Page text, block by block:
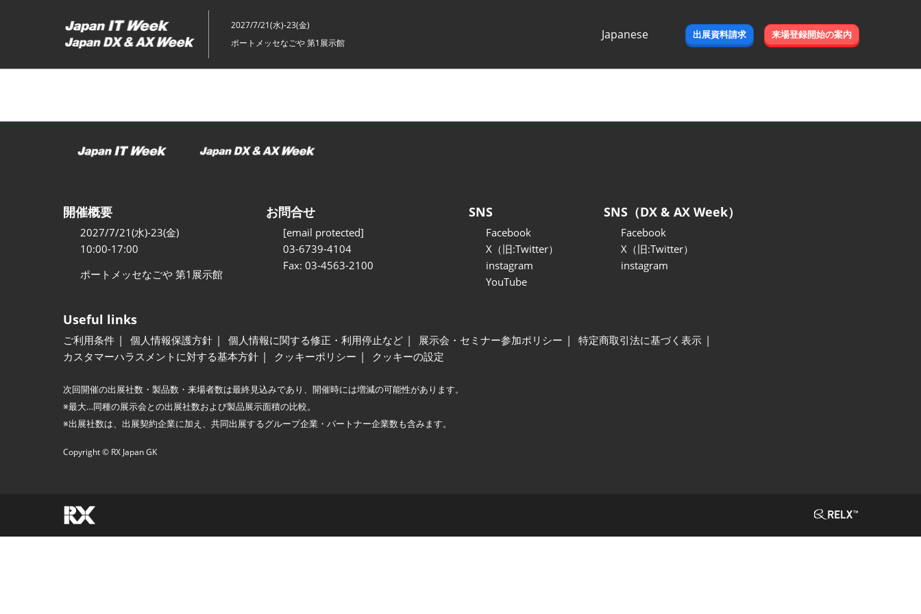
キ
ッ
2027/7/21(水)-23(金)
ポートメッセなごや 第1展示館
Japanese
出展資料請求 来場登録開始の案内
開催概要
2027/7/21(水)-23(金)
10:00-17:00
ポートメッセなごや 第1展示館
お問合せ
[email protected]
03-6739-4104
Fax: 03-4563-2100
SNS
Facebook
X（旧:Twitter）
instagram
YouTube
SNS（DX & AX Week）
Facebook
X（旧:Twitter）
instagram
Useful links
ご利用条件 個人情報保護方針 個人情報に関する修正・利用停止など 展示会・セミナー参加ポリシー
特定商取引法に基づく表示
カスタマーハラスメントに対する基本方針
クッキーポリシー クッキーの設定
次回開催の出展社数・製品数・来場者数は最終見込みであり、開催時には増減の可能性があります。
※最大…同種の展示会との出展社数および製品展示面積の比較。
※出展社数は、出展契約企業に加え、共同出展するグループ企業・パートナー企業数も含みます。
Copyright © RX Japan GK